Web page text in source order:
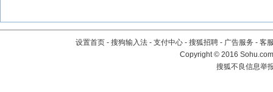
设置首页 - 搜狗输入法 - 支付中心 - 搜狐招聘 - 广告服务 - 客
Copyright©2016
搜狐不良信息举